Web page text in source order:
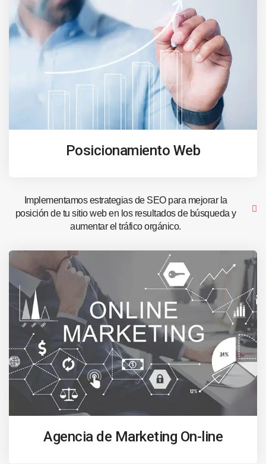
Posicionamiento Web
Implementamos estrategias de SEO para mejorar la
posición de tu sitio web en los resultados de búsqueda y
aumentar el tráfico orgánico.
Agencia de Marketing On-line